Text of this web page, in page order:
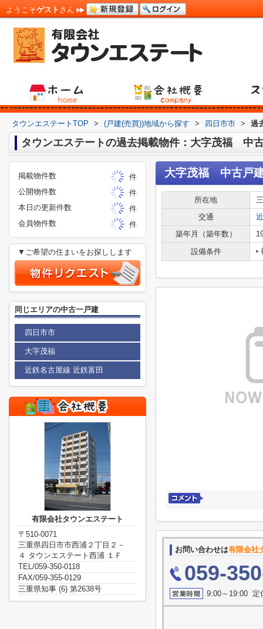
ようこそゲスト さん
タウンエステートTOP > (戸建(売買))地域から探す > 四日市市 > 過
タウンエステートの過去掲載物件：大字茂福 中
大字茂福 中古戸
所在地
交通
築年月（築年数）
設備条件
お問い合わせは有限会社
059-
9:00～19:00 定
掲載物件数
件
公開物件数
件
本日の更新件数
件
会員物件数
件
▼ご希望の住まいをお探しします
同じエリアの中古一戸建
四日市市
大字茂福
近鉄名古屋線 近鉄富田
有限会社タウンエステート
〒510-0071
三重県四日市市西浦２丁目２－
４ タウンエステート西浦 １Ｆ
TEL/059-350-0118
FAX/059-355-0129
三重県知事 (6) 第2638号